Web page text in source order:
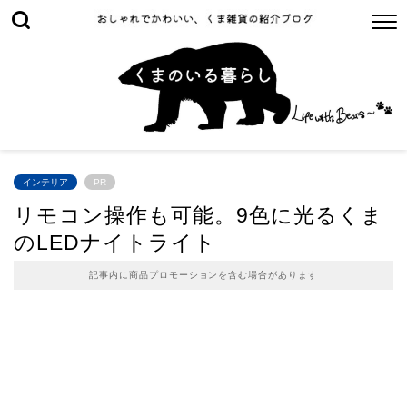
インテリア PR
リモコン操作も可能。9色に光るくま
のLEDナイトライト
記事内に商品プロモーションを含む場合があります